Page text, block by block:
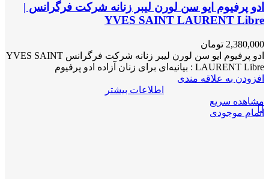
ادو پرفیوم ایو سن لورن لیبر زنانه شرکت فرگرانس |
YVES SAINT LAURENT Libre
2,380,000 تومان
ادو پرفیوم ایو سن لورن لیبر زنانه شرکت فرگرانس YVES SAINT
LAURENT Libre : بیانیه‌ای برای زنان آزاده ادو پرفیوم
افزودن به علاقه مندی
اطلاعات بیشتر
مشاهده سریع
اتمام موجودی